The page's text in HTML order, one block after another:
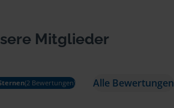
Mitglieder
(2 Bewertungen) Alle Bewertungen